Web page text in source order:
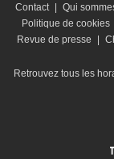
Contact | Qui
Politique de cookies
Revue de presse
|
Retrouvez tous les